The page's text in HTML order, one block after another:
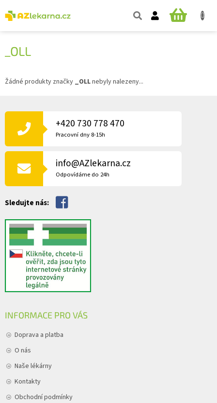
na
obsah
NÁKUPNÍ
_OLL
Žádné produkty značky _OLLnebyly nalezeny...
Á
T
+420 730 778 470
Pracovní dny 8-15h
info@AZlekarna.cz
Odpovídáme do 24h
Sledujte nás:
INFORMACE PRO VÁS
Doprava a platba
O nás
Naše lékárny
Kontakty
Obchodní podmínky